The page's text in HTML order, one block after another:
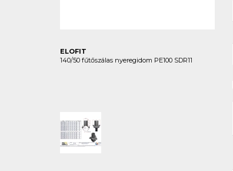
ELOFIT
140/50 fűtőszálas nyeregidom PE100 SDR11